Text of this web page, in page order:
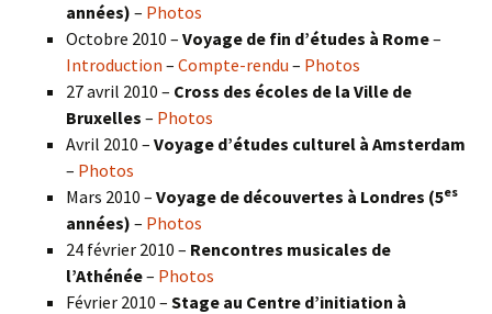
années) – Photos
Octobre 2010 – Voyage de fin d’études à Rome–
Introduction – Compte-rendu – Photos
27 avril 2010 – Cross des écoles de la Ville de
Bruxelles – Photos
Avril 2010 – Voyage d’études culturel à Amsterdam
– Photos
Mars 2010 – Voyage de découvertes à Londres (5es
années) – Photos
24 février 2010 – Rencontres musicales de
l’Athénée– Photos
Février 2010 – Stage au Centre d’initiation à